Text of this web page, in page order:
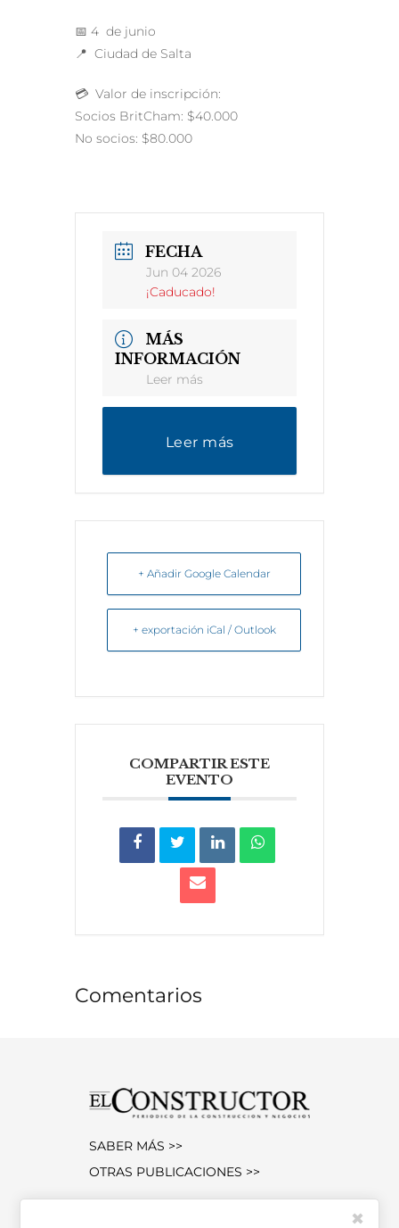
📅 4 de junio
📍 Ciudad de Salta
💳 Valor de inscripción:
Socios BritCham: $40.000
No socios: $80.000
FECHA
Jun 04 2026
¡Caducado!
MÁS
INFORMACIÓN
Leer más
Leer más
+ Añadir Google Calendar
+ exportación iCal / Outlook
COMPARTIR ESTE
EVENTO
Comentarios
SABER MÁS >>
OTRAS PUBLICACIONES >>
✖